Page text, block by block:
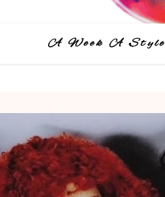
A Week A Style